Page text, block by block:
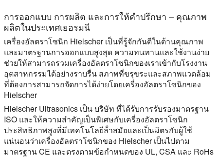
การออกแบบ การผลิต และการให้คําปรึกษา – คุณภาพ
ผลิตในประเทศเยอรมนี
เครื่องอัลตราโซนิก Hielscher เป็นที่รู้จักกันดีในด้านคุณภาพ
และมาตรฐานการออกแบบสูงสุด ความทนทานและใช้งานง่าย
ช่วยให้สามารถรวมเครื่องอัลตราโซนิกของเราเข้ากับโรงงาน
อุตสาหกรรมได้อย่างราบรื่น สภาพที่ขรุขระและสภาพแวดล้อม
ที่ต้องการสามารถจัดการได้ง่ายโดยเครื่องอัลตราโซนิกของ
Hielscher
Hielscher Ultrasonics เป็น บริษัท ที่ได้รับการรับรองมาตรฐาน
ISO และให้ความสําคัญเป็นพิเศษกับเครื่องอัลตราโซนิก
ประสิทธิภาพสูงที่มีเทคโนโลยีล้ําสมัยและเป็นมิตรกับผู้ใช้
แน่นอนว่าเครื่องอัลตราโซนิกของ Hielscher เป็นไปตาม
มาตรฐาน CE และตรงตามข้อกําหนดของ UL, CSA และ RoHs